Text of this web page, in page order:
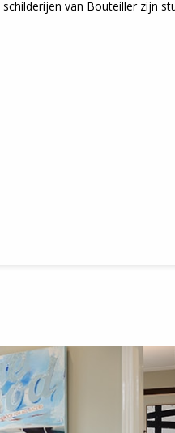
van Bouteiller zijn